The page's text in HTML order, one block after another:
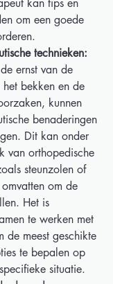
kan tips en
om een goede
technieken:
ernst van de
het bekken en de
kunnen
benaderingen
Dit kan onder
van orthopedische
steunzolen of
om de
Het is
te werken met
de meest geschikte
te bepalen op
situatie.